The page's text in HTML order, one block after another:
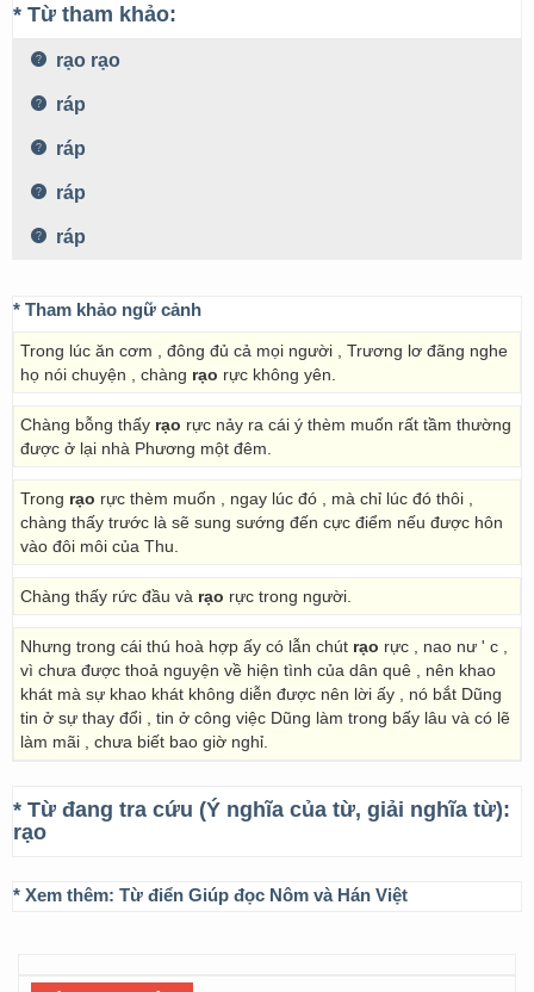
* Từ tham khảo:
rạo rạo
ráp
ráp
ráp
ráp
* Tham khảo ngữ cảnh
Trong lúc ăn cơm , đông đủ cả mọi người , Trương lơ đãng nghe
họ nói chuyện , chàng rạo rực không yên.
Chàng bỗng thấy rạo rực nảy ra cái ý thèm muốn rất tầm thường
được ở lại nhà Phương một đêm.
Trong rạo rực thèm muốn , ngay lúc đó , mà chỉ lúc đó thôi ,
chàng thấy trước là sẽ sung sướng đến cực điểm nếu được hôn
vào đôi môi của Thu.
Chàng thấy rức đầu và rạo rực trong người.
Nhưng trong cái thú hoà hợp ấy có lẫn chút rạo rực , nao nư ' c ,
vì chưa được thoả nguyện về hiện tình của dân quê , nên khao
khát mà sự khao khát không diễn được nên lời ấy , nó bắt Dũng
tin ở sự thay đổi , tin ở công việc Dũng làm trong bấy lâu và có lẽ
làm mãi , chưa biết bao giờ nghỉ.
* Từ đang tra cứu (Ý nghĩa của từ, giải nghĩa từ):
rạo
* Xem thêm: Từ điển Giúp đọc Nôm và Hán Việt